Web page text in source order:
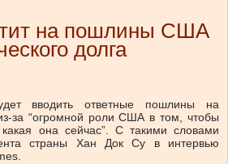
на пошлины США
долга
вводить ответные пошлины на
за “огромной роли США в том, чтобы
она сейчас”. С такими словами
страны Хан Док Су в интервью